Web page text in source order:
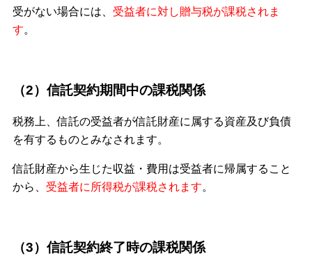
受がない場合には、 受益者に対し贈与税が課税されま
す。
（2）信託契約期間中の課税関係
税務上、信託の受益者が信託財産に属する資産及び負債
を有するものとみなされます。
信託財産から生じた収益・費用は受益者に帰属すること
から、 受益者に所得税が課税されます。
（3）信託契約終了時の課税関係